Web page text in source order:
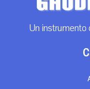
Un instrumento